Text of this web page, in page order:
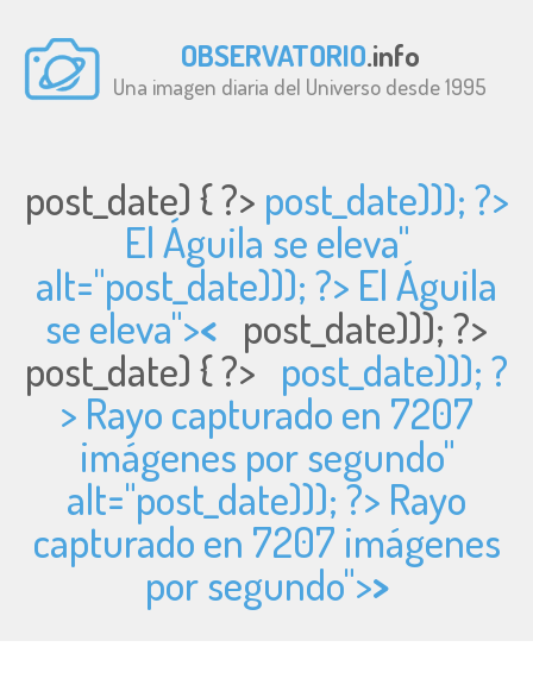
OBSERVATORIO.info
Una imagen diaria del Universo desde 1995
post_date) { ?> post_date))); ?>
El Águila se eleva"
alt="post_date))); ?> El Águila
se eleva">< post_date))); ?>
post_date) { ?> post_date))); ?
> Rayo capturado en 7207
imágenes por segundo"
alt="post_date))); ?> Rayo
capturado en 7207 imágenes
por segundo">>